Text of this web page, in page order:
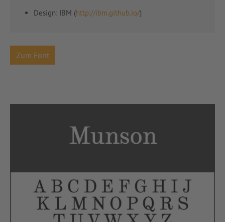
Design: IBM (http://ibm.github.io/)
Zum Font